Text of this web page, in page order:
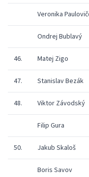
Veronika
Ondrej Bublavý
46. Matej Zigo
47. Stanislav Bezák
48. Viktor Závodský
Filip Gura
50. Jakub Skaloš
Boris Savov